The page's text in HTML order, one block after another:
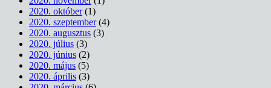
2020. október(1)
2020. szeptember(4)
2020. augusztus (3)
2020. július (3)
2020. június (2)
2020. május (5)
2020. április (3)